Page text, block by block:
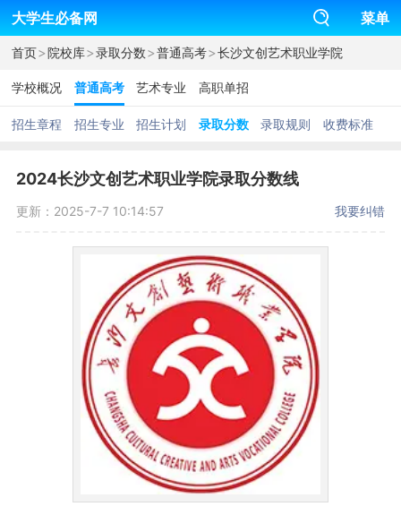
大学生必备网 菜单
首页>院校库>录取分数>普通高考>长沙文创艺术职业学院
学校概况 普通高考 艺术专业 高职单招
招生章程 招生专业 招生计划 录取分数 录取规则 收费标准
2024长沙文创艺术职业学院录取分数线
更新：2025-7-7 10:14:57 我要纠错